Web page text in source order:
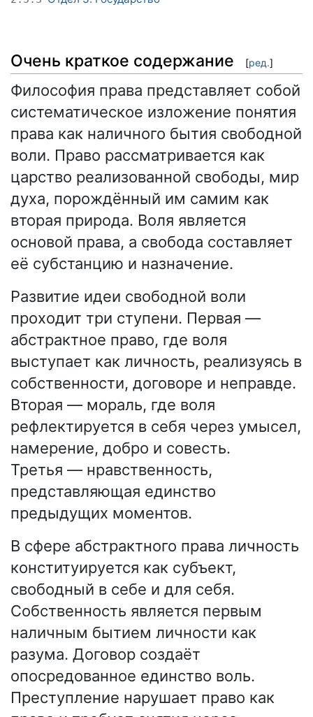
Очень краткое содержание [ред.]
Философия права представляет собой
систематическое изложение понятия
права как наличного бытия свободной
воли. Право рассматривается как
царство реализованной свободы, мир
духа, порождённый им самим как
вторая природа. Воля является
основой права, а свобода составляет
её субстанцию и назначение.
Развитие идеи свободной воли
проходит три ступени. Первая —
абстрактное право, где воля
выступает как личность, реализуясь в
собственности, договоре и неправде.
Вторая — мораль, где воля
рефлектируется в себя через умысел,
намерение, добро и совесть.
Третья — нравственность,
представляющая единство
предыдущих моментов.
В сфере абстрактного права личность
конституируется как субъект,
свободный в себе и для себя.
Собственность является первым
наличным бытием личности как
разума. Договор создаёт
опосредованное единство воль.
Преступление нарушает право как